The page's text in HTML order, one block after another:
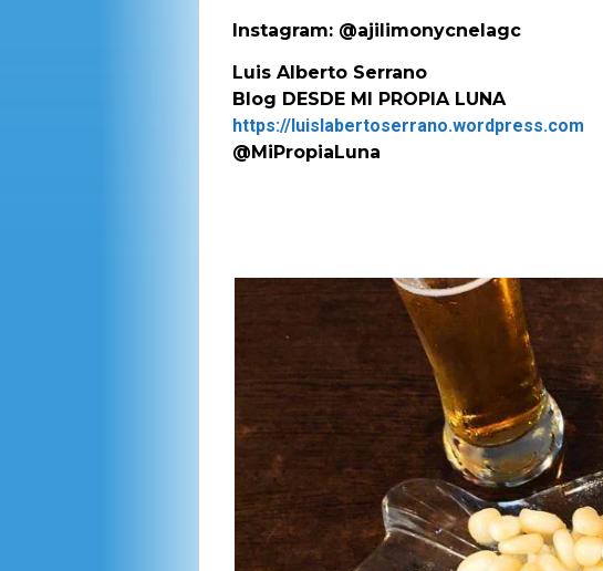
Instagram: @ajilimonycnelagc
Luis Alberto Serrano
Blog DESDE MI PROPIA LUNA
https://luislabertoserrano.wordpress.com
@MiPropiaLuna